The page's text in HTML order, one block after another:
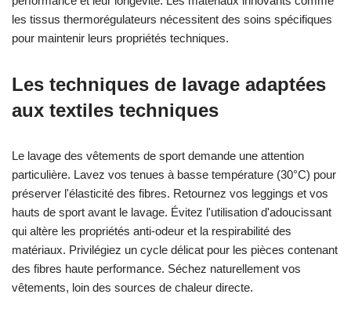
les tissus thermorégulateurs nécessitent des soins spécifiques
pour maintenir leurs propriétés techniques.
Les techniques de lavage adaptées
aux textiles techniques
Le lavage des vêtements de sport demande une attention
particulière. Lavez vos tenues à basse température (30°C) pour
préserver l'élasticité des fibres. Retournez vos leggings et vos
hauts de sport avant le lavage. Évitez l'utilisation d'adoucissant
qui altère les propriétés anti-odeur et la respirabilité des
matériaux. Privilégiez un cycle délicat pour les pièces contenant
des fibres haute performance. Séchez naturellement vos
vêtements, loin des sources de chaleur directe.